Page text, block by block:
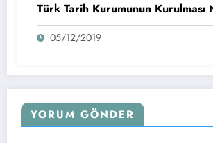
Türk Tarih Kurumunun Kurulması
05/12/2019
YORUM GÖNDER